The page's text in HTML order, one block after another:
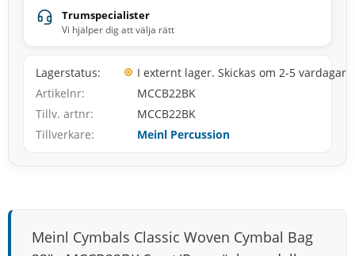
Trumspecialister
Vi hjälper dig att välja rätt
Lagerstatus
I externt lager. Skickas om 2-5 vardagar
Artikelnr
MCCB22BK
Tillv. artnr
MCCB22BK
Tillverkare
Meinl Percussion
Meinl Cymbals Classic Woven Cymbal Bag